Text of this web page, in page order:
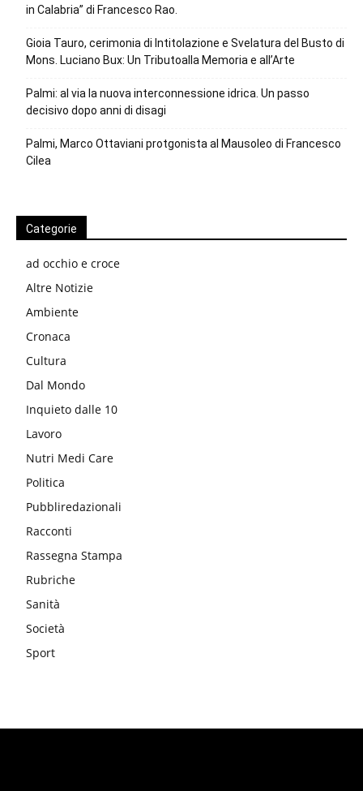
in Calabria” di Francesco Rao.
Gioia Tauro, cerimonia di Intitolazione e Svelatura del Busto di
Mons. Luciano Bux: Un Tributoalla Memoria e all’Arte
Palmi: al via la nuova interconnessione idrica. Un passo
decisivo dopo anni di disagi
Palmi, Marco Ottaviani protgonista al Mausoleo di Francesco
Cilea
Categorie
ad occhio e croce
Altre Notizie
Ambiente
Cronaca
Cultura
Dal Mondo
Inquieto dalle 10
Lavoro
Nutri Medi Care
Politica
Pubbliredazionali
Racconti
Rassegna Stampa
Rubriche
Sanità
Società
Sport